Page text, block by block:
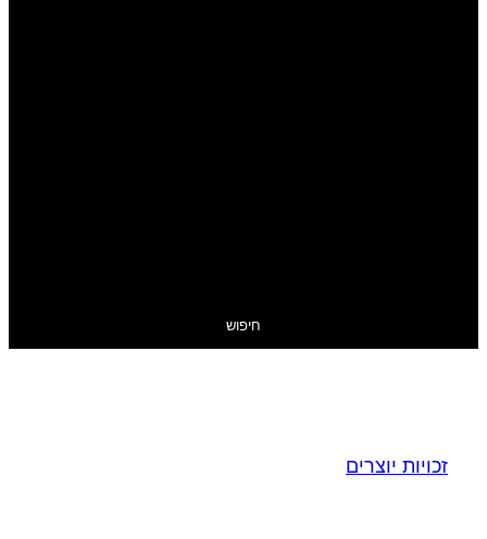
חיפוש
זכויות יוצרים